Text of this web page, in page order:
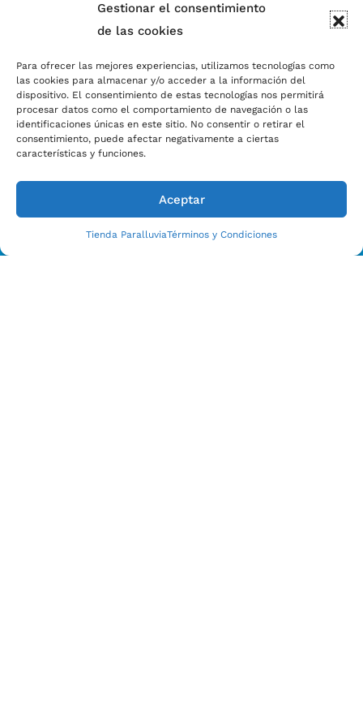
Gestionar el consentimiento
de las cookies
Para ofrecer las mejores experiencias, utilizamos tecnologías como
las cookies para almacenar y/o acceder a la información del
dispositivo. El consentimiento de estas tecnologías nos permitirá
procesar datos como el comportamiento de navegación o las
identificaciones únicas en este sitio. No consentir o retirar el
consentimiento, puede afectar negativamente a ciertas
características y funciones.
Aceptar
Tienda ParalluviaTérminos y Condiciones